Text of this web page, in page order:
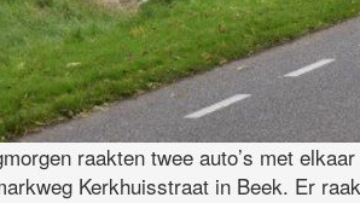
raakten twee auto’s met
Kerkhuisstraat in Beek. Er